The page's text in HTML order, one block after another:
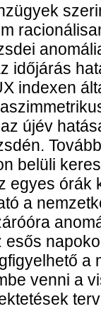
időjárás
indexen
újév
belüli
egyes órák
a
esős
a
venni a